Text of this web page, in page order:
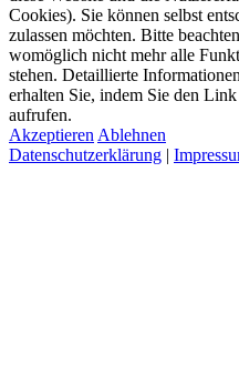
Cookies). Sie können selbst
zulassen möchten. Bitte
womöglich nicht mehr alle
stehen. Detaillierte
erhalten Sie, indem Sie den
aufrufen.
Akzeptieren Ablehnen
Datenschutzerklärung |